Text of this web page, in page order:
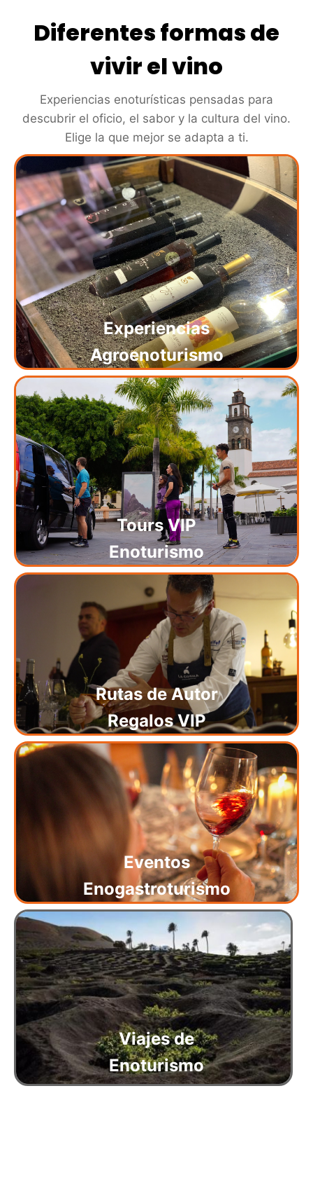
Diferentes formas de
vivir el vino
Experiencias enoturísticas pensadas para
descubrir el oficio, el sabor y la cultura del vino.
Elige la que mejor se adapta a ti.
Experiencias
Agroenoturismo
Tours VIP
Enoturismo
Rutas de Autor
Regalos VIP
Eventos
Enogastroturismo
Viajes de
Enoturismo